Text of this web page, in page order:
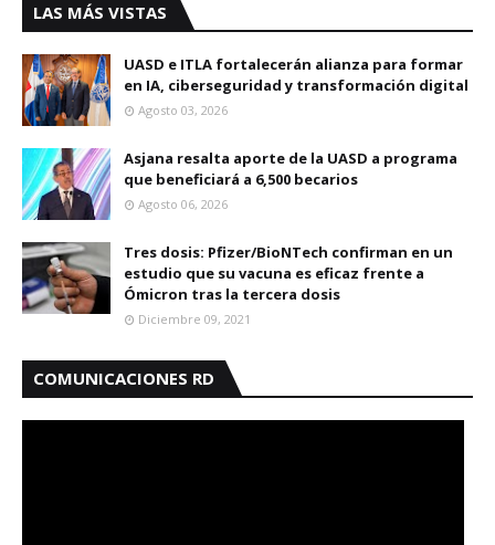
LAS MÁS VISTAS
UASD e ITLA fortalecerán alianza para formar
en IA, ciberseguridad y transformación digital
Agosto 03, 2026
Asjana resalta aporte de la UASD a programa
que beneficiará a 6,500 becarios
Agosto 06, 2026
Tres dosis: Pfizer/BioNTech confirman en un
estudio que su vacuna es eficaz frente a
Ómicron tras la tercera dosis
Diciembre 09, 2021
COMUNICACIONES RD